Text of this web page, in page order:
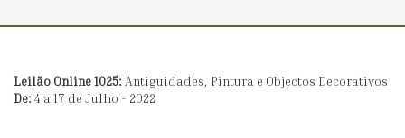
Leilão Online 1025: Antiguidades, Pintura e Objectos Decorativos
De: 4 a 17 de Julho - 2022